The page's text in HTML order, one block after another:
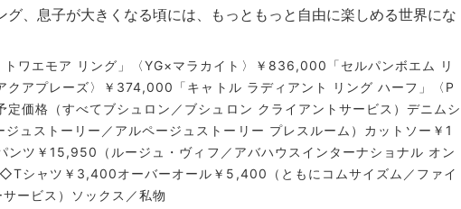
グ、息子が大きくなる頃には、もっともっと自由に楽しめる世界にな
ワエモア リング」〈YG×マラカイト〉￥836,000「セルパンボエム リ
クアプレーズ〉￥374,000「キャトル ラディアント リング ハーフ」〈P
価格（すべてブシュロン／ブシュロン クライアントサービス）デニムシ
ュストーリー／アルページュストーリー プレスルーム）カットソー￥1
ンツ￥15,950（ルージュ・ヴィフ／アバハウスインターナショナル オン
シャツ￥3,400オーバーオール￥5,400（ともにコムサイズム／ファイ
ービス）ソックス／私物